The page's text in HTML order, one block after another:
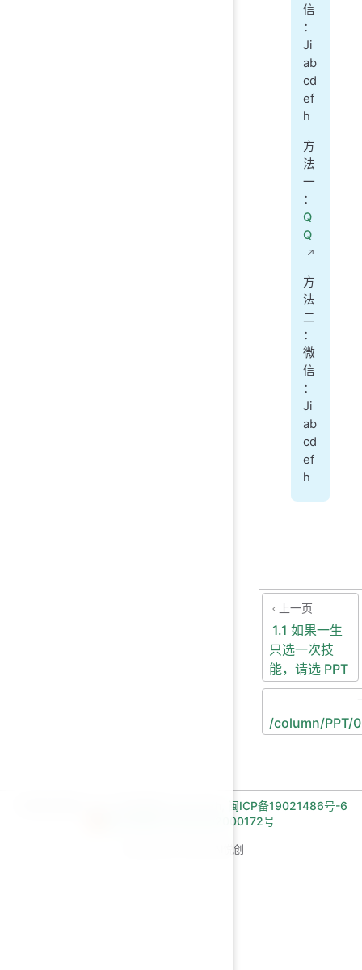
信
：
Ji
ab
cd
ef
h
方
法
一
：
Q
Q
方
法
二
：
微
信
：
Ji
ab
cd
ef
h
上一页
1.1 如果一生
只选一次技
能，请选 PPT
/column/PPT/
闽ICP备19021486号-6
闽公网安备 35030502000172号
Copyright © 2026 AI悦创